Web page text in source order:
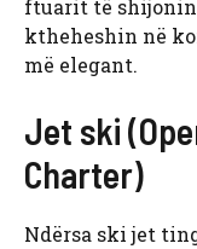
ftuarit të shijonin
ktheheshin në
më elegant.
Jet ski
Charter)
Ndërsa ski jet